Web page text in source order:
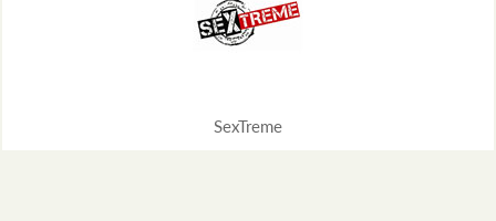
SexTreme